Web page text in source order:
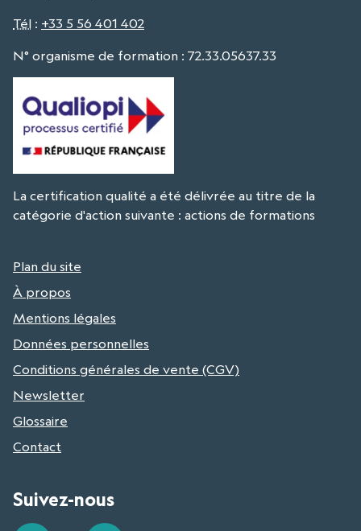
Tél : +33 5 56 401 402
N° organisme de formation : 72.33.05637.33
La certification qualité a été délivrée au titre de la
catégorie d'action suivante : actions de formations
Plan du site
À propos
Mentions légales
Données personnelles
Conditions générales de vente (CGV)
Newsletter
Glossaire
Contact
Suivez-nous